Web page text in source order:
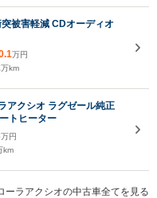
被害軽減 CDオーディオ
万円
万km
アクシオ ラグゼール純正
トヒーター
万円
km
ーラアクシオの中古車全てを見る